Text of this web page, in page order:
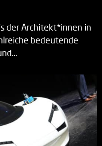
der Architekt*innen in
bedeutende